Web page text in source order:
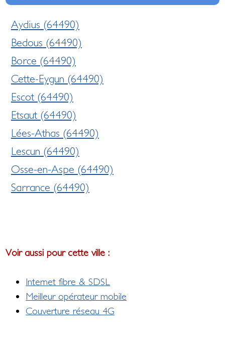
Aydius (64490)
Bedous (64490)
Borce (64490)
Cette-Eygun (64490)
Escot (64490)
Etsaut (64490)
Lées-Athas (64490)
Lescun (64490)
Osse-en-Aspe (64490)
Sarrance (64490)
Voir aussi pour cette ville :
Internet fibre & SDSL
Meilleur opérateur mobile
Couverture réseau 4G